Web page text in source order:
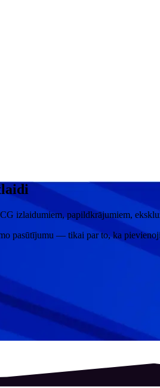
izlaidumiem, papildkrājumiem,
pasūtījumu — tikai par to, ka